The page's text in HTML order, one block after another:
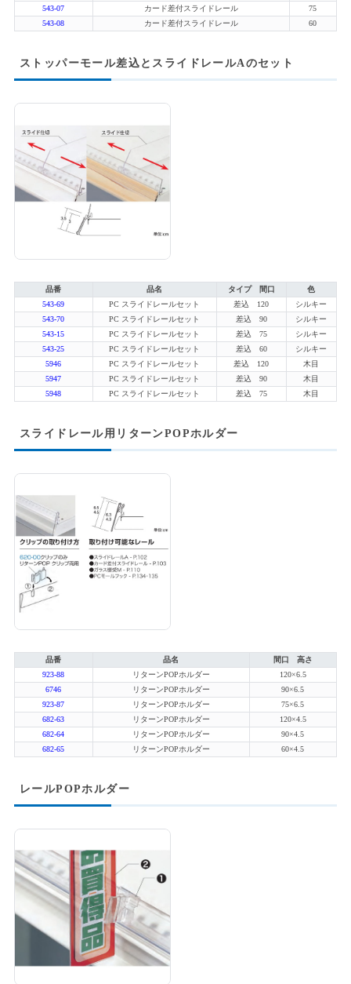
543-07
カード差付スライドレール
75
543-08
カード差付スライドレール 60
ストッパーモール差込とスライドレールAのセット
品番 品名 タイプ 間口
色
543-69
PC スライドレールセット 差込 120
シルキー
543-70
PC スライドレールセット 差込 90
シルキー
543-15
PC スライドレールセット 差込 75
シルキー
543-25
PC スライドレールセット 差込 60
シルキー
5946
PC スライドレールセット 差込 120
木目
5947
PC スライドレールセット 差込 90
木目
5948
PC スライドレールセット 差込 75 木目
スライドレール用リターンPOPホルダー
品番 品名
間口 高さ
923-88
リターンPOPホルダー
120×6.5
6746
リターンPOPホルダー
90×6.5
923-87
リターンPOPホルダー
75×6.5
682-63
リターンPOPホルダー
120×4.5
682-64
リターンPOPホルダー
90×4.5
682-65
リターンPOPホルダー 60×4.5
レールPOPホルダー